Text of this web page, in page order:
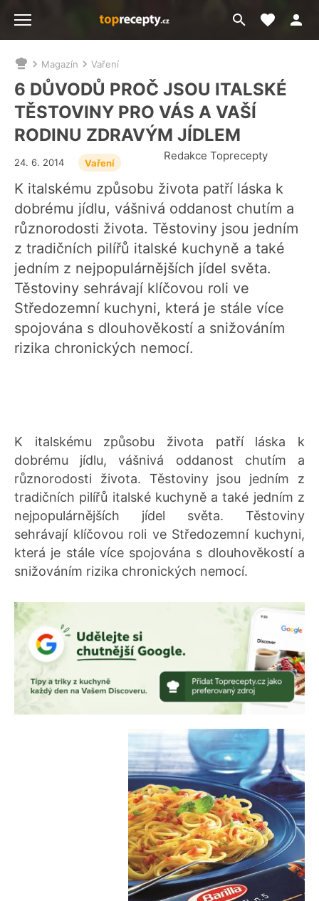
Přejít
na
Moje
Nacházíte
se
zde:
Magazín Vaření
6 DŮVODŮ PROČ JSOU ITALSKÉ
TĚSTOVINY PRO VÁS A VAŠÍ
RODINU ZDRAVÝM JÍDLEM
Redakce Toprecepty
24. 6. 2014 Vaření
K italskému způsobu života patří láska k
dobrému jídlu, vášnivá oddanost chutím a
různorodosti života. Těstoviny jsou jedním
z tradičních pilířů italské kuchyně a také
jedním z nejpopulárnějších jídel světa.
Těstoviny sehrávají klíčovou roli ve
Středozemní kuchyni, která je stále více
spojována s dlouhověkostí a snižováním
rizika chronických nemocí.
K italskému způsobu života patří láska k
dobrému jídlu, vášnivá oddanost chutím a
různorodosti života. Těstoviny jsou jedním z
tradičních pilířů italské kuchyně a také jedním z
nejpopulárnějších jídel světa. Těstoviny
sehrávají klíčovou roli ve Středozemní kuchyni,
která je stále více spojována s dlouhověkostí a
snižováním rizika chronických nemocí.